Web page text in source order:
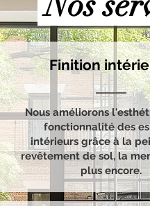
Finition
Nous améliorons
fonctionnalité des
intérieurs grâce à la
revêtement de sol, la
plus encore.